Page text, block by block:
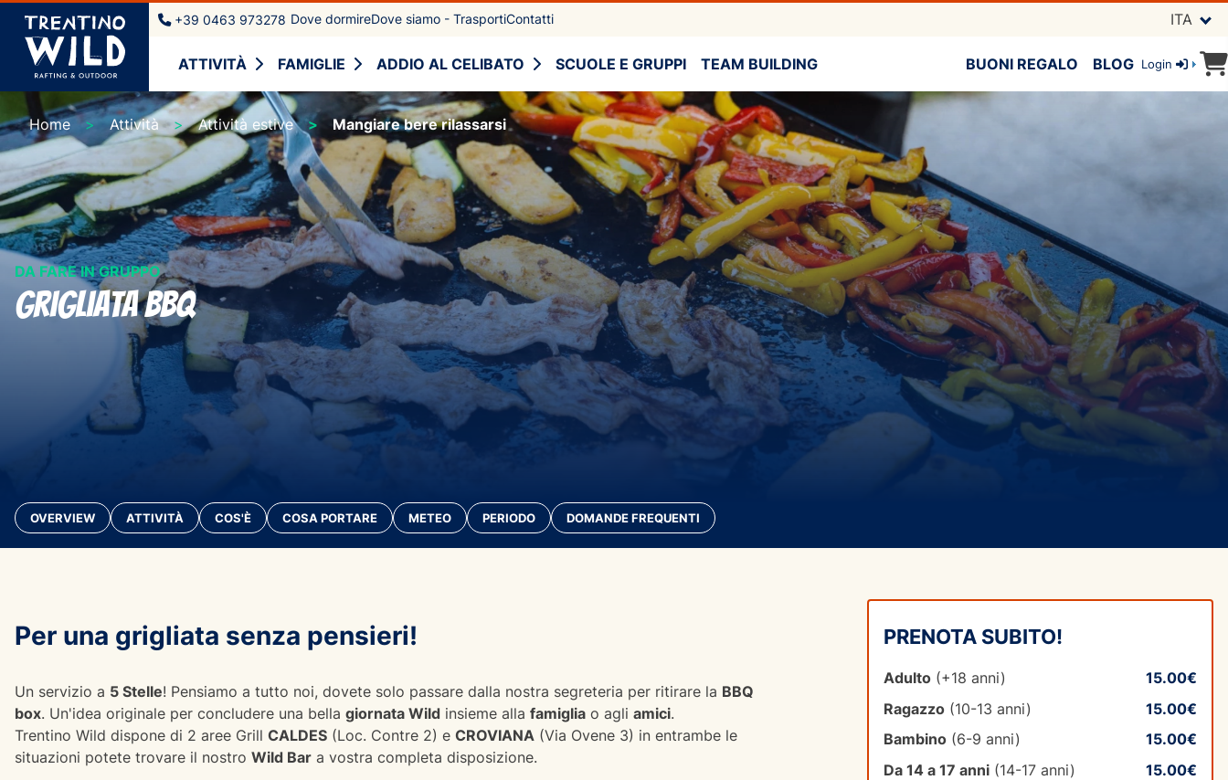
+39 0463 973278 Dove dormireDove siamo - TrasportiContatti ITA
ATTIVITÀ FAMIGLIE ADDIO AL CELIBATO SCUOLE E GRUPPI TEAM BUILDING BUONI REGALO BLOG Login
Home Attività Attività estive Mangiare bere rilassarsi
DA FARE IN GRUPPO
Grigliata BBQ
OVERVIEW ATTIVITÀ COS'È COSA PORTARE METEO PERIODO DOMANDE FREQUENTI
Per una grigliata senza pensieri!
Un servizio a 5 Stelle! Pensiamo a tutto noi, dovete solo passare dalla nostra segreteria per ritirare la BBQ
box. Un'idea originale per concludere una bella giornata Wild insieme alla famiglia o agli amici.
Trentino Wild dispone di 2 aree Grill CALDES (Loc. Contre 2) e CROVIANA (Via Ovene 3) in entrambe le
situazioni potete trovare il nostro Wild Bar a vostra completa disposizione.
PRENOTA SUBITO!
Adulto (+18 anni)
15.00€
Ragazzo (10-13 anni)
15.00€
Bambino (6-9 anni)
15.00€
Da 14 a 17 anni (14-17 anni) 15.00€